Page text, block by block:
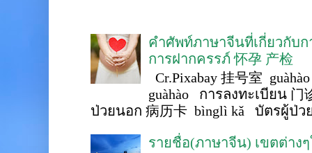
คำศัพท์ภาษาจีนที่เกี่ยวกับ
การฝากครรภ์ 怀孕 产检
Cr.Pixabay 挂号室
guàhào การลงทะเบียน 门
ป่วยนอก 病历卡 bìnglì kǎ บัตรผู้ป่ว
รายชื่อ(ภาษาจีน) เขตต่าง